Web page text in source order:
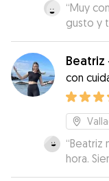
Nerea,
“Muy
gusto y
Carolina en
que
Beatriz ·
con
“Beatriz
hora.
los